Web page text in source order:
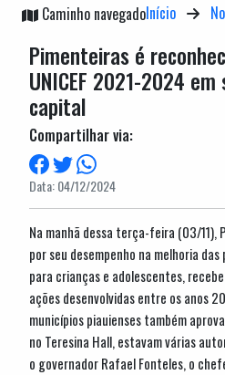
Caminho navegadoInício
Pimenteiras é
UNICEF 2021-2024
capital
Compartilhar via:
Data: 04/12/2024
Na manhã dessa terça-feira (03/
por seu desempenho na melhoria
para crianças e adolescentes,
ações desenvolvidas entre os anos
municípios piauienses também
no Teresina Hall, estavam várias
o governador Rafael Fonteles, o